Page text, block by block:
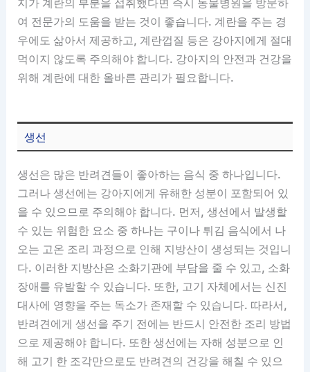
여 전문가의 도움을 받는 것이 좋습니다. 계란을 주는 경
우에도 삶아서 제공하고, 계란껍질 등은 강아지에게 절대
먹이지 않도록 주의해야 합니다. 강아지의 안전과 건강을
위해 계란에 대한 올바른 관리가 필요합니다.
생선
생선은 많은 반려견들이 좋아하는 음식 중 하나입니다.
그러나 생선에는 강아지에게 유해한 성분이 포함되어 있
을 수 있으므로 주의해야 합니다. 먼저, 생선에서 발생할
수 있는 위험한 요소 중 하나는 구이나 튀김 음식에서 나
오는 고온 조리 과정으로 인해 지방산이 생성되는 것입니
다. 이러한 지방산은 소화기관에 부담을 줄 수 있고, 소화
장애를 유발할 수 있습니다. 또한, 고기 자체에서는 신진
대사에 영향을 주는 독소가 존재할 수 있습니다. 따라서,
반려견에게 생선을 주기 전에는 반드시 안전한 조리 방법
으로 제공해야 합니다. 또한 생선에는 자해 성분으로 인
해 고기 한 조각만으로도 반려견의 건강을 해칠 수 있으